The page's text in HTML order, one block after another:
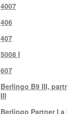
4007
406
407
5008 I
607
Berlingo B9 III,
III
Berlingo Partner I a